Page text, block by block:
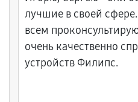
лучшие в своей
всем
очень качественно
устройств Филипс.